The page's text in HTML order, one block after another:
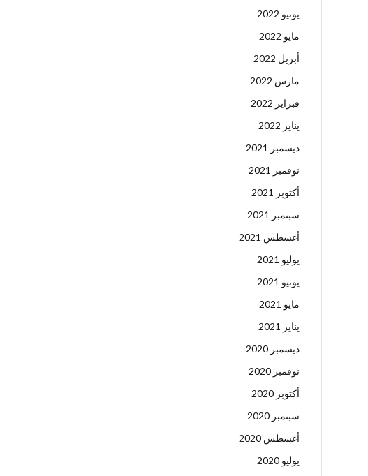
يونيو 2022
مايو 2022
أبريل 2022
مارس 2022
فبراير 2022
يناير 2022
ديسمبر 2021
نوفمبر 2021
أكتوبر 2021
سبتمبر 2021
أغسطس 2021
يوليو 2021
يونيو 2021
مايو 2021
يناير 2021
ديسمبر 2020
نوفمبر 2020
أكتوبر 2020
سبتمبر 2020
أغسطس 2020
يوليو 2020